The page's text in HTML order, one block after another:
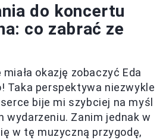
do koncertu
co zabrać ze
miała okazję zobaczyć Eda
Taka perspektywa niezwykle
bije mi szybciej na myśl
wydarzeniu. Zanim jednak w
w tę muzyczną przygodę,